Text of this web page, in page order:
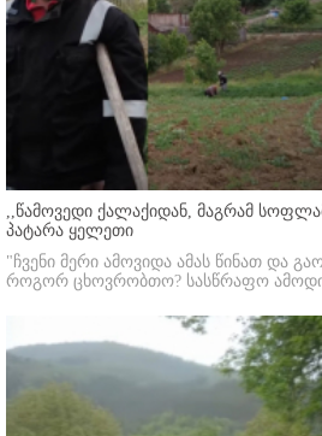
,,წამოვედი ქალაქიდან, მაგრამ
პატარა ყელეთი
"ჩვენი მერი ამოვიდა ამას წინათ და
როგორ ცხოვრობთო? სასწრაფო